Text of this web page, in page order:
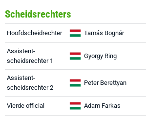
Scheidsrechters
Hoofdscheidrechter Tamás Bognár
Assistent-
scheidsrechter 1
Gyorgy Ring
Assistent-
scheidsrechter 2
Peter Berettyan
Vierde official Adam Farkas